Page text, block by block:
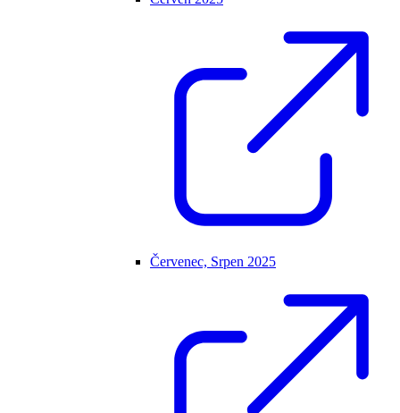
Červenec, Srpen 2025